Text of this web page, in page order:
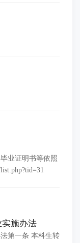
业证明书等依照
施办法
第一条 本科生转